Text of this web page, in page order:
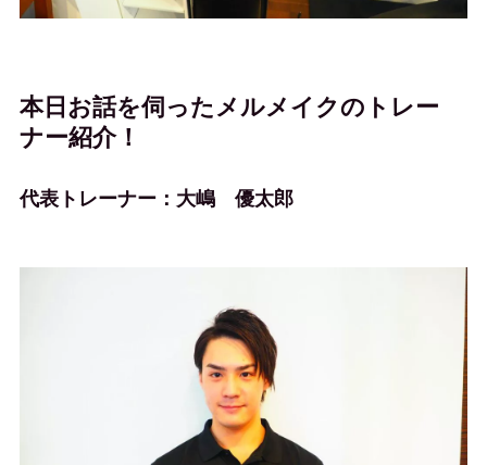
本日お話を伺ったメルメイクのトレー
ナー紹介！
代表トレーナー：大嶋 優太郎